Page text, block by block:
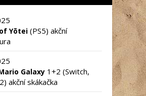
Yōtei (PS5) akční
Galaxy 1+2 (Switch,
akční skákačka